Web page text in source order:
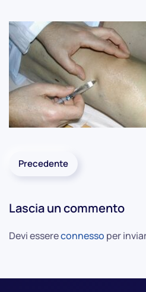
Precedente
Lascia un commento
Devi essereconnesso per